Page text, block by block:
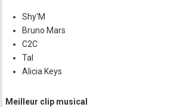
Shy'M
Bruno Mars
C2C
Tal
Alicia Keys
Meilleur clip musical